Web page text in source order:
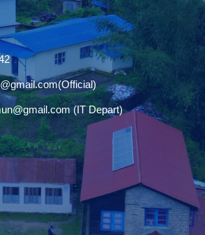
(Official)
(IT Depart)